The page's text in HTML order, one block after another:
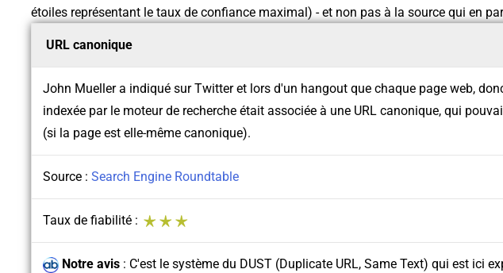
étoiles représentant le taux de confiance maximal) - et non pas à la source qui en
URL canonique
John Mueller a indiqué sur Twitter et lors d'un hangout que chaque page web,
indexée par le moteur de recherche était associée à une URL canonique, qui
(si la page est elle-même canonique).
Source : Search Engine Roundtable
Taux de fiabilité :
Notre avis: C'est le système du DUST (Duplicate URL, Same Text) qui est ici